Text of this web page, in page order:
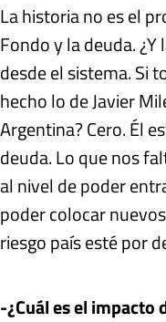
La historia no es el
Fondo y la deuda.
desde el sistema. Si
hecho lo de Javier
Argentina? Cero. Él
deuda. Lo que nos
al nivel de poder
poder colocar
riesgo país esté por
-¿Cuál es el impacto